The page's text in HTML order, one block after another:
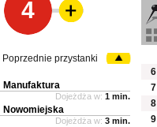
4
6
7
8
9
Poprzednie przystanki
Manufaktura
Dojeżdża w: 1 min.
Nowomiejska
Dojeżdża w: 3 min.